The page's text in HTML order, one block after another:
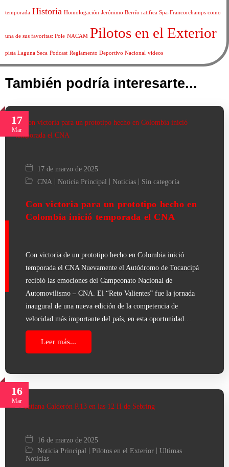
temporada Historia Homologación Jerónimo Berrío ratifica Spa-Francorchamps como
una de sus favoritas: Pole NACAM Pilotos en el Exterior
pista Laguna Seca Podcast Reglamento Deportivo Nacional videos
También podría interesarte...
17
Mar
17 de marzo de 2025
CNA | Noticia Principal | Noticias | Sin categoría
Con victoria para un prototipo hecho en
Colombia inició temporada el CNA
Con victoria de un prototipo hecho en Colombia inició
temporada el CNA Nuevamente el Autódromo de Tocancipá
recibió las emociones del Campeonato Nacional de
Automovilismo – CNA. El “Reto Valientes” fue la jornada
inaugural de una nueva edición de la competencia de
velocidad más importante del país, en esta oportunidad…
Leer más...
16
Mar
16 de marzo de 2025
Noticia Principal
Pilotos en el Exterior
Ultimas
Noticias